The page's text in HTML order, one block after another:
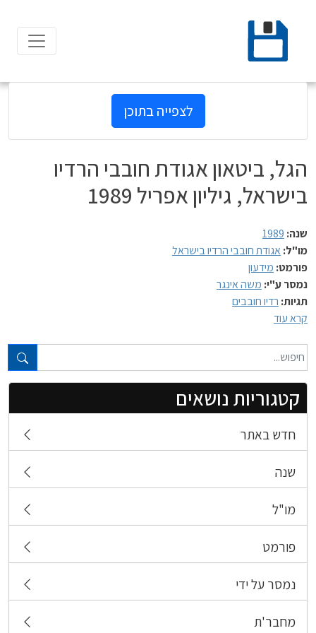
content
טקסט חופשי...
קטגוריות נושאים
חדש באתר
שנה
מו"ל
פורמט
נמסר על ידי
מחבר'ת
לצפייה בתוכן
הגל, ביטאון אגודת חובבי הרדיו
בישראל, גיליון אפריל 1989
שנה: 1989
מו"ל: אגודת חובבי הרדיו בישראל
פורמט: מידעון
נמסר ע"י: משה אינגר
תגיות: רדיו חובבים
קרא עוד